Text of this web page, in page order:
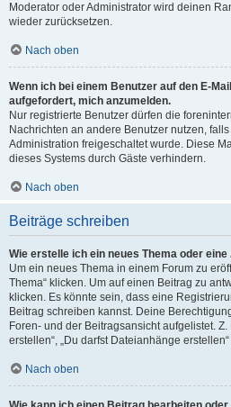
Moderator oder Administrator wird deinen
wieder zurücksetzen.
Nach oben
Wenn ich bei einem Benutzer auf den E-
aufgefordert, mich anzumelden.
Nur registrierte Benutzer dürfen die
Nachrichten an andere Benutzer nutzen,
Administration freigeschaltet wurde. Diese
dieses Systems durch Gäste verhindern.
Nach oben
Beiträge schreiben
Wie erstelle ich ein neues Thema oder
Um ein neues Thema in einem Forum zu
Thema“ klicken. Um auf einen Beitrag zu
klicken. Es könnte sein, dass eine
Beitrag schreiben kannst. Deine
Foren- und der Beitragsansicht aufgelistet. Z.
erstellen“, „Du darfst Dateianhänge erstellen“
Nach oben